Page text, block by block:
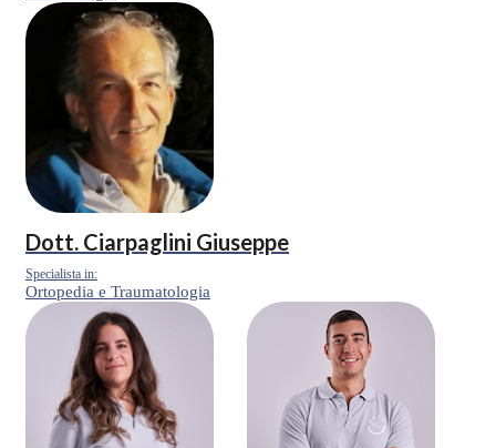
Dott. Ciarpaglini Giuseppe
Specialista in:
Ortopedia e Traumatologia